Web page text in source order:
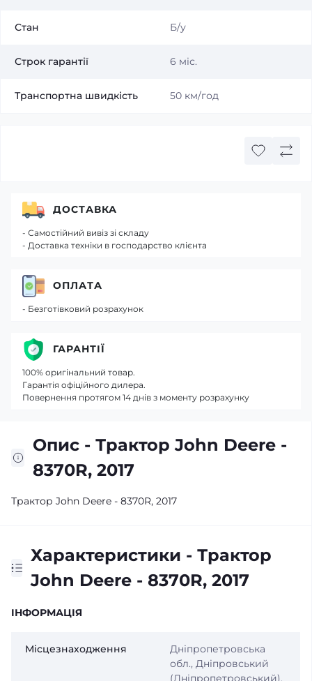
Стан Б/у
Строк гарантії 6 міс.
Транспортна швидкість 50 км/год
Опис - Трактор John Deere -
8370R, 2017
Трактор John Deere - 8370R, 2017
Характеристики - Трактор
John Deere - 8370R, 2017
IНФОРМАЦІЯ
Місцезнаходження
Дніпропетровська
обл., Дніпровський
(Дніпропетровський),
ДОСТАВКА
- Самостійний вивіз зі складу
- Доставка техніки в господарство клієнта
ОПЛАТА
- Безготівковий розрахунок
ГАРАНТІЇ
100% оригінальний товар.
Гарантія офіційного дилера.
Повернення протягом 14 днів з моменту розрахунку